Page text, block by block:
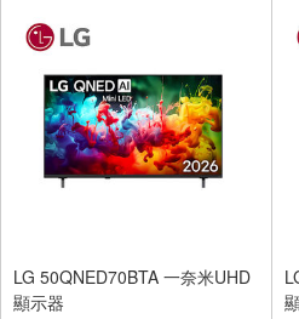
LG 50QNED70BTA 一奈米UHD
顯示器